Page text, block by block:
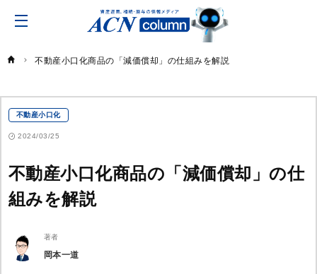
不動産小口化商品の「減価償却」の仕組みを解説
不動産小口化
2024/03/25
不動産小口化商品の「減価償却」の仕
組みを解説
著者
岡本一道